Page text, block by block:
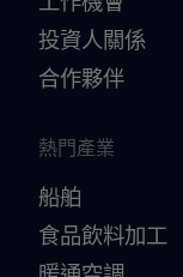
投資人關係
合作夥伴
熱門產業
船舶
食品飲料加工